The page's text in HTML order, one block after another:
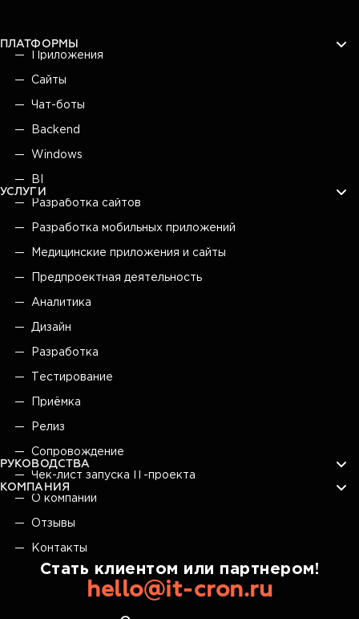
ПЛАТФОРМЫ
Приложения
Сайты
Чат-боты
Backend
Windows
BI
УСЛУГИ
Разработка сайтов
Разработка мобильных приложений
Медицинские приложения и сайты
Предпроектная деятельность
Аналитика
Дизайн
Разработка
Тестирование
Приёмка
Релиз
Сопровождение
РУКОВОДСТВА
Чек-лист запуска IT-проекта
КОМПАНИЯ
О компании
Отзывы
Контакты
Стать клиентом или партнером!
hello@it-cron.ru